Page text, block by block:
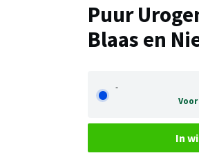
Puur
Blaas en
-
In